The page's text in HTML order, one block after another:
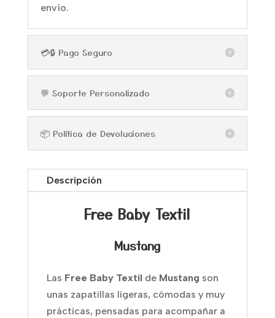
envío.
💳🔒 Pago Seguro
💬 Soporte Personalizado
📦 Política de Devoluciones
Descripción
Free Baby Textil
Mustang
Las Free Baby Textilde Mustang son
unas zapatillas ligeras, cómodas y muy
prácticas, pensadas para acompañar a